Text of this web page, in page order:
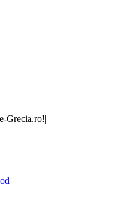
Grecia.ro!|